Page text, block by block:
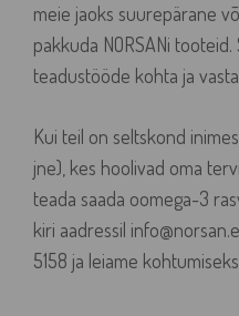
meie jaoks suurepärane
pakkuda NORSANi
teadustööde kohta ja
Kui teil on seltskond
jne), kes hoolivad oma
teada saada oomega-3
kiri aadressil
5158 ja leiame